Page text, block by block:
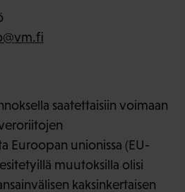
saatettaisiin voimaan
Euroopan unionissa (EU-
muutoksilla olisi
kaksinkertaisen